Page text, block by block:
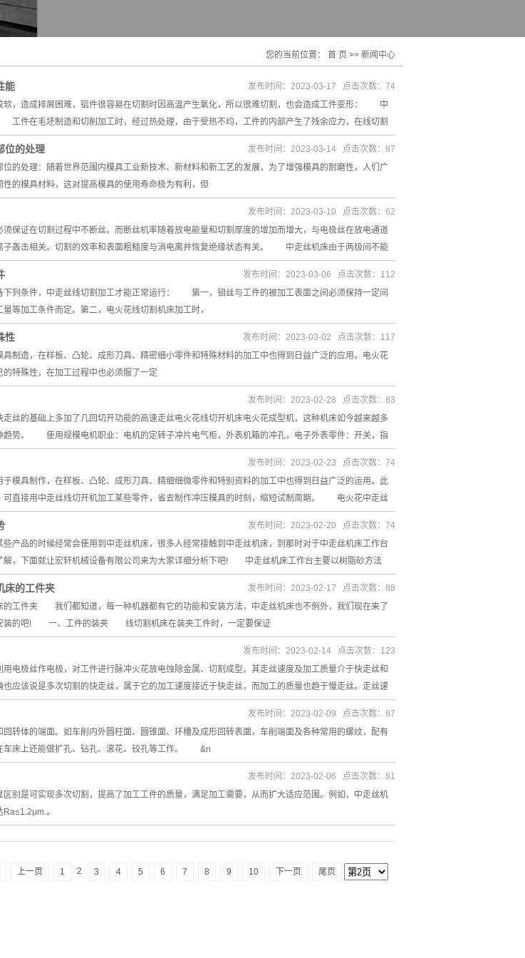
您的当前位置： 首 页 >> 新闻中心
能
，造成排屑困难，铝件很容易在切割时因高温产生氧化，所以很难切割，也会造成工件变形： 中
件在毛坯制造和切削加工时，经过热处理，由于受热不均，工件的内部产生了残余应力，在线切割
发布时间：2023-03-17 点击次数：74
位的处理
处理：随着世界范围内模具工业新技术、新材料和新工艺的发展，为了增强模具的耐磨性，人们广
的模具材料，这对提高模具的使用寿命极为有利，但
发布时间：2023-03-14 点击次数：87
证在切割过程中不断丝。而断丝机率随着放电能量和切割厚度的增加而增大，与电极丝在放电通道
子轰击相关。切割的效率和表面粗糙度与消电离并恢复绝缘状态有关。 中走丝机床由于两极间不能
发布时间：2023-03-10 点击次数：62
列条件，中走丝线切割加工才能正常运行： 第一，钼丝与工件的被加工表面之间必须保持一定间
等加工条件而定。第二，电火花线切割机床加工时，
发布时间：2023-03-06 点击次数：112
性
制造，在样板、凸轮、成形刀具、精密细小零件和特殊材料的加工中也得到日益广泛的应用。电火花
特殊性，在加工过程中也必须服了一定
发布时间：2023-03-02 点击次数：117
的基础上多加了几回切开功能的高速走丝电火花线切开机床电火花成型机，这种机床如今越来越多
趋势。 使用规模电机职业：电机的定转子冲片电气柜，外表机箱的冲孔，电子外表零件：开关，指
发布时间：2023-02-28 点击次数：83
制作，在样板、凸轮、成形刀具、精细细微零件和特别资料的加工中也得到日益广泛的运用。此
可直接用中走丝线切开机加工某些零件，省去制作冲压模具的时刻，缩短试制周期。 电火花中走丝
发布时间：2023-02-23 点击次数：74
品的时候经常会使用到中走丝机床，很多人经常接触到中走丝机床，到那时对于中走丝机床工作台
解，下面就让宏轩机械设备有限公司来为大家详细分析下吧! 中走丝机床工作台主要以树脂砂方法
发布时间：2023-02-20 点击次数：74
床的工件夹
工件夹 我们都知道，每一种机器都有它的功能和安装方法，中走丝机床也不例外，我们现在来了
安装的吧! 一、工件的装夹 线切割机床在装夹工件时，一定要保证
发布时间：2023-02-17 点击次数：88
极丝作电极，对工件进行脉冲火花放电蚀除金属、切割成型。其走丝速度及加工质量介于快走丝和
应该说是多次切割的快走丝，属于它的加工速度接近于快走丝，而加工的质量也趋于慢走丝。走丝速
发布时间：2023-02-14 点击次数：123
转体的端面。如车削内外圆柱面、圆锥面、环槽及成形回转表面，车削端面及各种常用的螺纹，配有
车床上还能做扩孔、钻孔、滚花、铰孔等工作。 &n
发布时间：2023-02-09 点击次数：87
别是可实现多次切割，提高了加工工件的质量，满足加工需要，从而扩大适应范围。例如，中走丝机
。
发布时间：2023-02-06 点击次数：81
上一页 1 2 3 4 5 6 7 8 9 10 下一页 尾页